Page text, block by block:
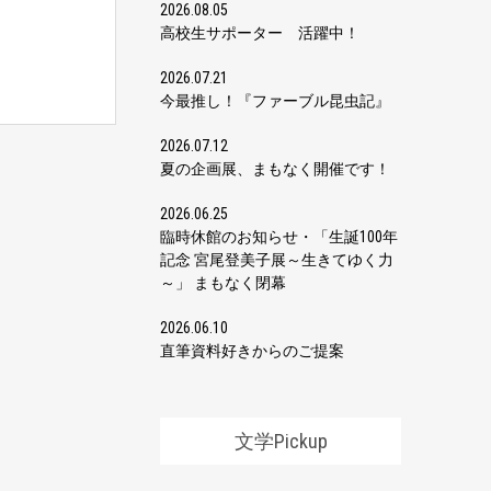
2026.08.05
高校生サポーター 活躍中！
2026.07.21
今最推し！『ファーブル昆虫記』
2026.07.12
夏の企画展、まもなく開催です！
2026.06.25
臨時休館のお知らせ・「生誕100年
記念 宮尾登美子展～生きてゆく力
～」 まもなく閉幕
2026.06.10
直筆資料好きからのご提案
文学Pickup